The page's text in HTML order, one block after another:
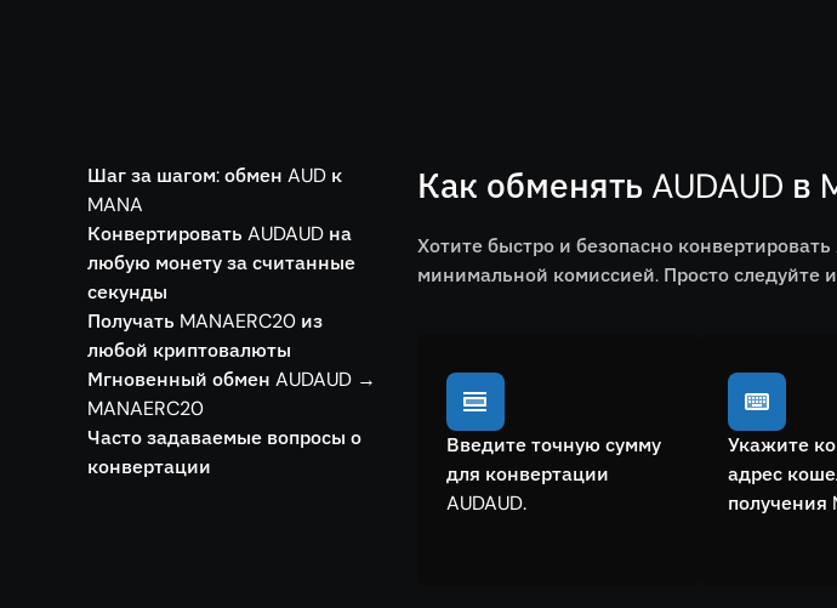
Шаг за шагом: обмен AUD к
MANA
Конвертировать AUDAUD на
любую монету за считанные
секунды
Получать MANAERC20 из
любой криптовалюты
Мгновенный обмен AUDAUD →
MANAERC20
Часто задаваемые вопросы о
конвертации
Как обменять AUDAUD в
Хотите быстро и безопасно
минимальной комиссией. Просто следуйте
Введите точную сумму
для конвертации
AUDAUD.
Укажите
адрес
получения